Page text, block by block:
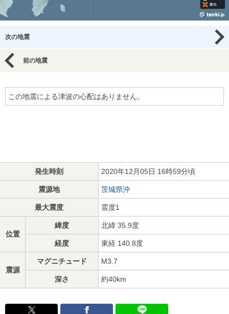
次の地震
前の地震
この地震による津波の心配はありません。
発生時刻 2020年12月05日 16時59分頃
震源地 茨城県沖
最大震度 震度1
位置
緯度 北緯 35.9度
経度 東経 140.8度
震源
マグニチュード M3.7
深さ 約40km